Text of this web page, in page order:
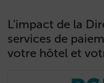
L’impact de la
services de
votre hôtel et